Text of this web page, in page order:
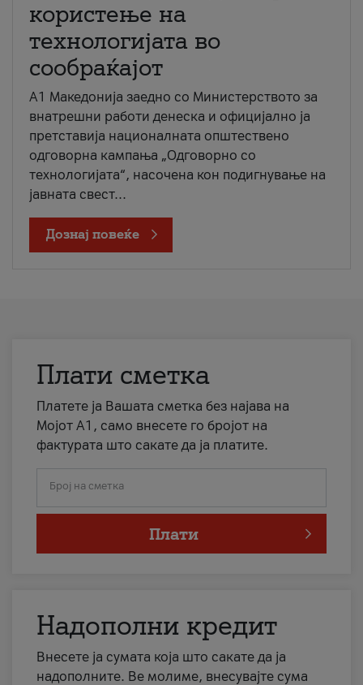
користење на
технологијата во
сообраќајот
A1 Македонија заедно со Министерството за
внатрешни работи денеска и официјално ја
претставија националната општествено
одговорна кампања „Одговорно со
технологијата“, насочена кон подигнување на
јавната свест...
Дознај повеќе
Плати сметка
Платете ја Вашата сметка без најава на
Мојот А1, само внесете го бројот на
фактурата што сакате да ја платите.
Број на сметка
Плати
Надополни кредит
Внесете ја сумата која што сакате да ја
надополните. Ве молиме, внесувајте сума